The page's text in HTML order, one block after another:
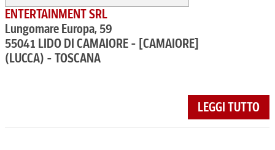
ENTERTAINMENT SRL
Lungomare Europa, 59
55041 LIDO DI CAMAIORE - [CAMAIORE]
(LUCCA) - TOSCANA
LEGGI TUTTO